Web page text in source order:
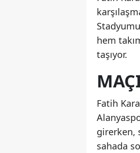
hem
taşıyor.
Fatih
girerken,
sahada